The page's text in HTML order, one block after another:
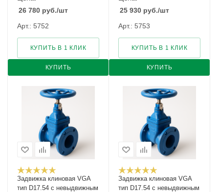
26 780 руб./шт
Арт.: 5752
КУПИТЬ
КУПИТЬ В 1 КЛИК
25 930 руб./шт
Арт.: 5753
КУПИТЬ
КУПИТЬ В 1 КЛИК
Задвижка клиновая VGA
тип D17.54 с невыдвижным
Задвижка клиновая VGA
тип D17.54 с невыдвижным